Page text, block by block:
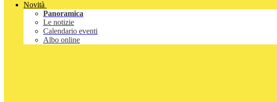
Novità
Panoramica
Le notizie
Calendario eventi
Albo online